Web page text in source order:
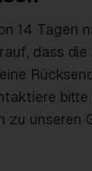
14 Tagen
dass
zu unseren